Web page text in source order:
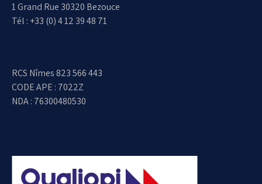
1 Grand Rue 30320 Bezouce
Tél : +33 (0) 4 12 39 48 71
RCS Nîmes 823 566 443
CODE APE : 7022Z
NDA : 76300480530